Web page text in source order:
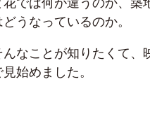
どうなっているのか。
んなことが知りたくて、
見始めました。